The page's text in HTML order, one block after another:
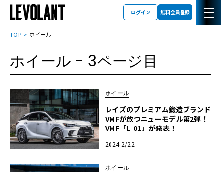
ログイン 無料会員登録
TOP ホイール
ホイール - 3ページ目
ホイール
レイズのプレミアム鍛造ブランド
VMFが放つニューモデル第2弾！
VMF「L-01」が発表！
2024 2/22
ホイール